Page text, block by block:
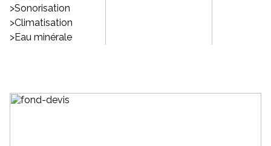
>Sonorisation
>Climatisation
>Eau minérale